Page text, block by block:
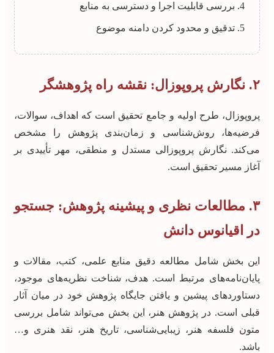
بررسی قابلیت اجرا و دسترسی به منابع
تدقیق و محدود کردن دامنه موضوع
۲. نگارش پروپوزال: نقشه راه پژوهشگر
پروپوزال، طرح اولیه و جامع تحقیق است که اهداف، سوالات،
فرضیه‌ها، روش‌شناسی و زمان‌بندی پژوهش را مشخص
می‌کند. نگارش پروپوزالی مستدل و منطقی، مهر تأییدی بر
آغاز مسیر تحقیق است.
۳. مطالعات نظری و پیشینه پژوهش: جستجو
در اقیانوس دانش
این بخش شامل مطالعه دقیق منابع علمی، کتب، مقالات و
پایان‌نامه‌های مرتبط است. هدف، شناخت نظریه‌های موجود،
دستاوردهای پیشین و یافتن جایگاه پژوهش خود در میان آثار
قبلی است. در پژوهش هنر، این بخش می‌تواند شامل بررسی
متون فلسفه هنر، زیبایی‌شناسی، تاریخ هنر، نقد هنری و…
باشد.